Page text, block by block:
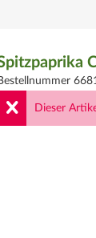
Dieser